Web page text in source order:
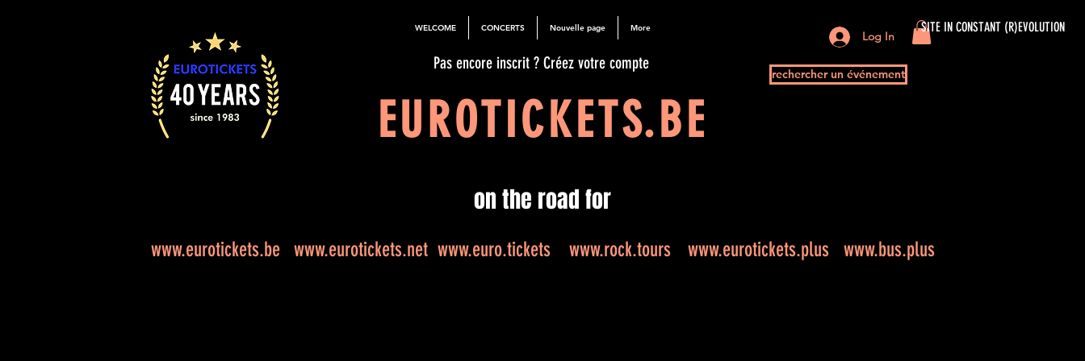
WELCOME CONCERTS Nouvelle page More SITE IN CONSTANT (R)EVOLUTION
Pas encore inscrit ? Créez votre compte
EUROTICKETS.BE
Log In
rechercher un événement
on the road for
www.eurotickets.be www.eurotickets.net www.euro.tickets www.rock.tours www.eurotickets.plus www.bus.plus